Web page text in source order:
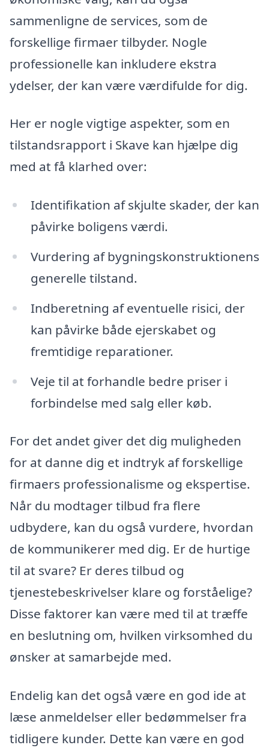
sammenligne de services, som de
forskellige firmaer tilbyder. Nogle
professionelle kan inkludere ekstra
ydelser, der kan være værdifulde for dig.
Her er nogle vigtige aspekter, som en
tilstandsrapport i Skave kan hjælpe dig
med at få klarhed over:
Identifikation af skjulte skader, der kan
påvirke boligens værdi.
Vurdering af bygningskonstruktionens
generelle tilstand.
Indberetning af eventuelle risici, der
kan påvirke både ejerskabet og
fremtidige reparationer.
Veje til at forhandle bedre priser i
forbindelse med salg eller køb.
For det andet giver det dig muligheden
for at danne dig et indtryk af forskellige
firmaers professionalisme og ekspertise.
Når du modtager tilbud fra flere
udbydere, kan du også vurdere, hvordan
de kommunikerer med dig. Er de hurtige
til at svare? Er deres tilbud og
tjenestebeskrivelser klare og forståelige?
Disse faktorer kan være med til at træffe
en beslutning om, hvilken virksomhed du
ønsker at samarbejde med.
Endelig kan det også være en god ide at
læse anmeldelser eller bedømmelser fra
tidligere kunder. Dette kan være en god